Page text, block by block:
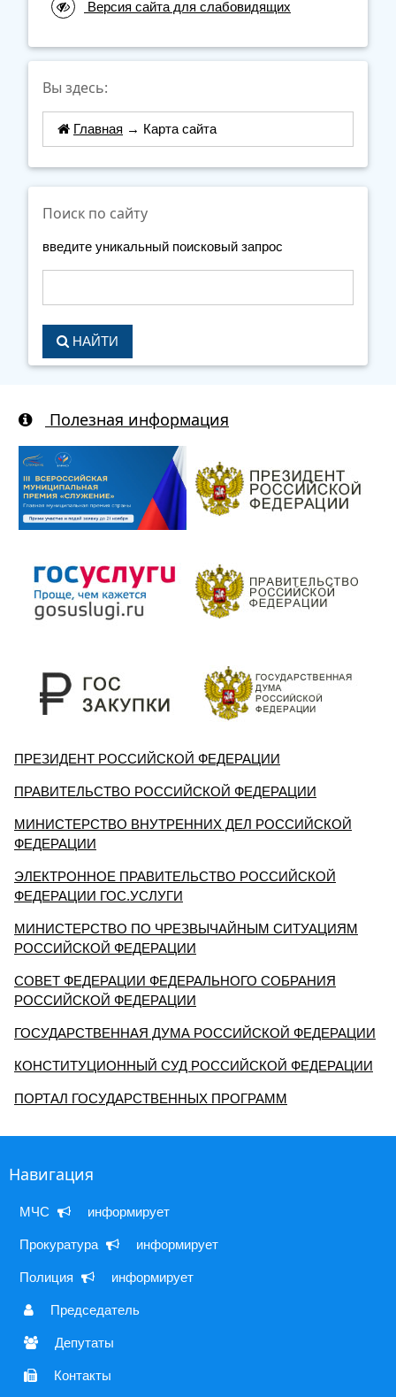
Версия сайта для слабовидящих
Вы здесь:
Главная → Карта сайта
Поиск по сайту
введите уникальный поисковый запрос
НАЙТИ
Полезная информация
ПРЕЗИДЕНТ РОССИЙСКОЙ ФЕДЕРАЦИИ
ПРАВИТЕЛЬСТВО РОССИЙСКОЙ ФЕДЕРАЦИИ
МИНИСТЕРСТВО ВНУТРЕННИХ ДЕЛ РОССИЙСКОЙ
ФЕДЕРАЦИИ
ЭЛЕКТРОННОЕ ПРАВИТЕЛЬСТВО РОССИЙСКОЙ
ФЕДЕРАЦИИ ГОС.УСЛУГИ
МИНИСТЕРСТВО ПО ЧРЕЗВЫЧАЙНЫМ СИТУАЦИЯМ
РОССИЙСКОЙ ФЕДЕРАЦИИ
СОВЕТ ФЕДЕРАЦИИ ФЕДЕРАЛЬНОГО СОБРАНИЯ
РОССИЙСКОЙ ФЕДЕРАЦИИ
ГОСУДАРСТВЕННАЯ ДУМА РОССИЙСКОЙ ФЕДЕРАЦИИ
КОНСТИТУЦИОННЫЙ СУД РОССИЙСКОЙ ФЕДЕРАЦИИ
ПОРТАЛ ГОСУДАРСТВЕННЫХ ПРОГРАММ
Навигация
МЧС информирует
Прокуратура информирует
Полиция информирует
Председатель
Депутаты
Контакты